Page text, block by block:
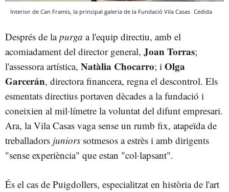
Interior de Can Framis, la principal galeria de la Fundació Vila Casas Cedida
Després de lapurga a l'equip directiu, amb el
acomiadament del director general, Joan Torras;
l'assessora artística, Natàlia Chocarro; i Olga
Garcerán, directora financera, regna el descontrol. Els
esmentats directius portaven dècades a la fundació i
coneixien al mil·límetre la voluntat del difunt empresari.
Ara, la Vila Casas vaga sense un rumb fix, atapeïda de
treballadors juniors sotmesos a estrès i amb dirigents
"sense experiència" que estan "col·lapsant".
És el cas de Puigdollers, especialitzat en història de l'art